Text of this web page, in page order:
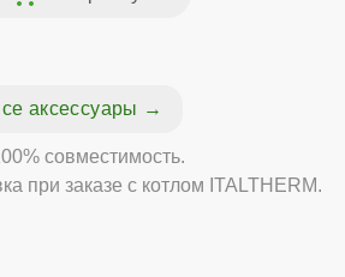
аксессуары
совместимость.
при заказе с котлом ITALTHERM.